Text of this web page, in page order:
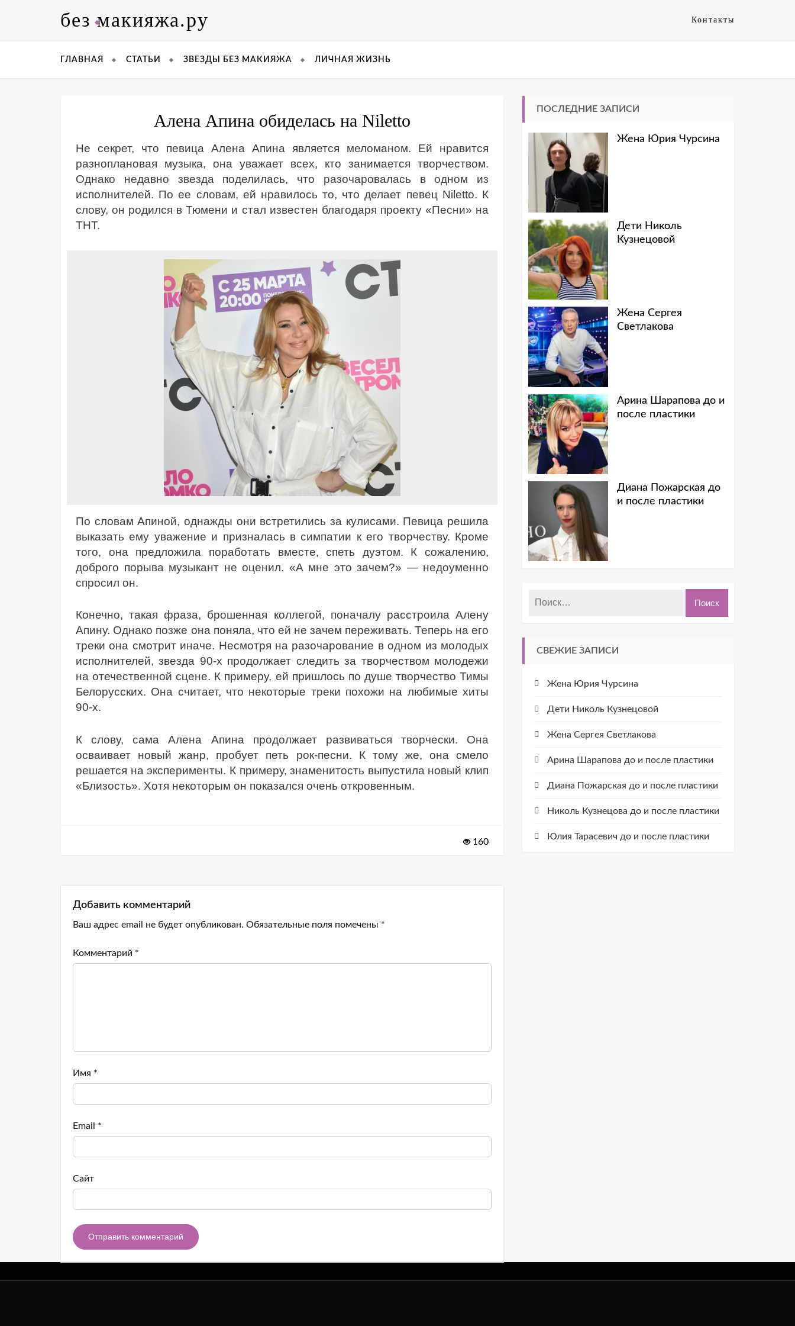
без макияжа.ру Контакты
ГЛАВНАЯ СТАТЬИ ЗВЕЗДЫ БЕЗ МАКИЯЖА ЛИЧНАЯ ЖИЗНЬ
Алена Апина обиделась на Niletto
Не секрет, что певица Алена Апина является меломаном. Ей нравится
разноплановая музыка, она уважает всех, кто занимается творчеством.
Однако недавно звезда поделилась, что разочаровалась в одном из
исполнителей. По ее словам, ей нравилось то, что делает певец Niletto. К
слову, он родился в Тюмени и стал известен благодаря проекту «Песни» на
ТНТ.
По словам Апиной, однажды они встретились за кулисами. Певица решила
выказать ему уважение и призналась в симпатии к его творчеству. Кроме
того, она предложила поработать вместе, спеть дуэтом. К сожалению,
доброго порыва музыкант не оценил. «А мне это зачем?» — недоуменно
спросил он.
Конечно, такая фраза, брошенная коллегой, поначалу расстроила Алену
Апину. Однако позже она поняла, что ей не зачем переживать. Теперь на его
треки она смотрит иначе. Несмотря на разочарование в одном из молодых
исполнителей, звезда 90-х продолжает следить за творчеством молодежи
на отечественной сцене. К примеру, ей пришлось по душе творчество Тимы
Белорусских. Она считает, что некоторые треки похожи на любимые хиты
90-х.
К слову, сама Алена Апина продолжает развиваться творчески. Она
осваивает новый жанр, пробует петь рок-песни. К тому же, она смело
решается на эксперименты. К примеру, знаменитость выпустила новый клип
«Близость». Хотя некоторым он показался очень откровенным.
160
Добавить комментарий
Ваш адрес email не будет опубликован. Обязательные поля помечены *
Комментарий *
Имя *
Email *
Сайт
ПОСЛЕДНИЕ ЗАПИСИ
Жена Юрия Чурсина
Дети Николь
Кузнецовой
Жена Сергея
Светлакова
Арина Шарапова до и
после пластики
Диана Пожарская до
и после пластики
СВЕЖИЕ ЗАПИСИ
Жена Юрия Чурсина
Дети Николь Кузнецовой
Жена Сергея Светлакова
Арина Шарапова до и после пластики
Диана Пожарская до и после пластики
Николь Кузнецова до и после пластики
Юлия Тарасевич до и после пластики